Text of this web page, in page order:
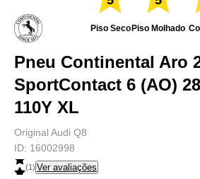
Piso Seco Piso Molhado
Pneu Continental Aro
SportContact 6 (AO)
110Y XL
Original Audi Q8
ID: 16002998
(1) Ver avaliações